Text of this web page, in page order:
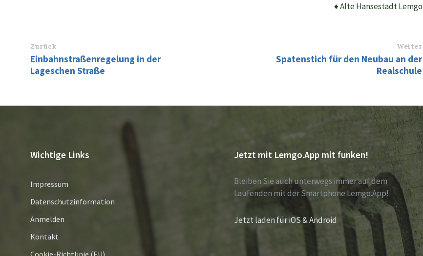
♦ Alte Hansestadt Lemgo
Zurück
Einbahnstraßenregelung in der
Lageschen Straße
Weiter
Spatenstich für den Neubau an der
Realschule
Wichtige Links
Impressum
Datenschutzinformation
Anmelden
Kontakt
Cookie-Richtlinie (EU)
Jetzt mit Lemgo.App mit funken!
Bleiben Sie auch unterwegs immer auf dem
Laufenden mit der Smartphone Lemgo.App!
Jetzt laden für iOS & Android